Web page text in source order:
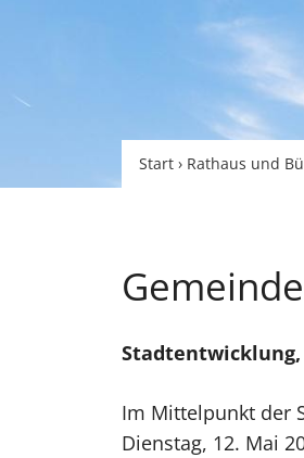
Start › Rathaus und
Im Mittelpunkt der
Dienstag, 12. Mai